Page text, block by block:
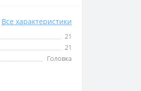
Все характеристики
21
21
Головка